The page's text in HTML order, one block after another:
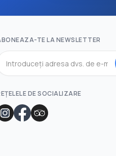
TE LA NEWSLETTER
DE SOCIALIZARE